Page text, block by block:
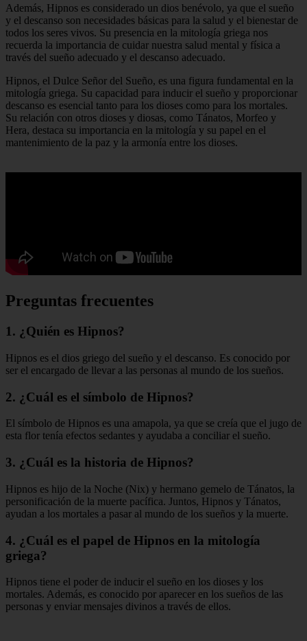
Además, Hipnos es considerado un dios benévolo, ya que el sueño
y el descanso son necesidades básicas para la salud y el bienestar de
todos los seres vivos. Su presencia en la mitología griega nos
recuerda la importancia de cuidar nuestra salud mental y física a
través del sueño adecuado y el descanso adecuado.
Hipnos, el Dulce Señor del Sueño, es una figura fundamental en la
mitología griega. Su capacidad para inducir el sueño y proporcionar
descanso es esencial tanto para los dioses como para los mortales.
Su relación con otros dioses y diosas, como Tánatos, Morfeo y
Hera, destaca su importancia en la mitología y su papel en el
mantenimiento de la paz y la armonía entre los dioses.
Preguntas frecuentes
1. ¿Quién es Hipnos?
Hipnos es el dios griego del sueño y el descanso. Es conocido por
ser el encargado de llevar a las personas al mundo de los sueños.
2. ¿Cuál es el símbolo de Hipnos?
El símbolo de Hipnos es una amapola, ya que se creía que el jugo de
esta flor tenía efectos sedantes y ayudaba a conciliar el sueño.
3. ¿Cuál es la historia de Hipnos?
Hipnos es hijo de la Noche (Nix) y hermano gemelo de Tánatos, la
personificación de la muerte pacífica. Juntos, Hipnos y Tánatos,
ayudan a los mortales a pasar al mundo de los sueños y la muerte.
4. ¿Cuál es el papel de Hipnos en la mitología
griega?
Hipnos tiene el poder de inducir el sueño en los dioses y los
mortales. Además, es conocido por aparecer en los sueños de las
personas y enviar mensajes divinos a través de ellos.